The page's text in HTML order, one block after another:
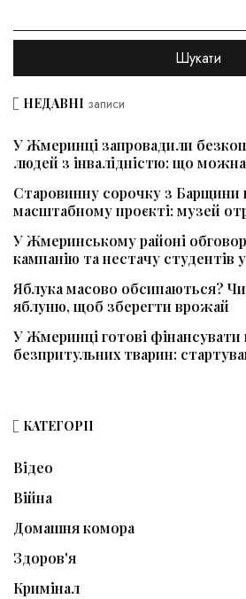
НЕДАВНІ записи
У Жмеринці запровадили
людей з інвалідністю: що
Старовинну сорочку з Барщини
масштабному проєкті: музей
У Жмеринському районі
кампанію та нестачу студентів
Яблука масово обсипаються?
яблуню, щоб зберегти врожай
У Жмеринці готові фінансувати
безпритульних тварин:
КАТЕГОРІЇ
Відео
Війна
Домашня комора
Здоров'я
Кримінал